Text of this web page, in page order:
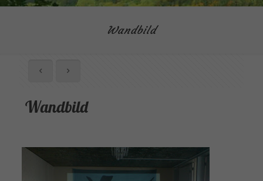
Wandbild
Wandbild